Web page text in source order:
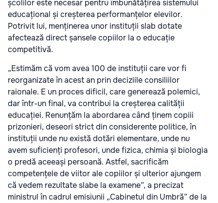
școlilor este necesar pentru îmbunătățirea sistemului
educațional și creșterea performanțelor elevilor.
Potrivit lui, menținerea unor instituții slab dotate
afectează direct șansele copiilor la o educație
competitivă.
„Estimăm că vom avea 100 de instituții care vor fi
reorganizate în acest an prin deciziile consiliilor
raionale. E un proces dificil, care generează polemici,
dar într-un final, va contribui la creșterea calității
educației. Renunțăm la abordarea când ținem copiii
prizonieri, deseori strict din considerente politice, în
instituții unde nu există dotări elementare, unde nu
avem suficienți profesori, unde fizica, chimia și biologia
o predă aceeași persoană. Astfel, sacrificăm
competențele de viitor ale copiilor și ulterior ajungem
că vedem rezultate slabe la examene”, a precizat
ministrul în cadrul emisiunii „Cabinetul din Umbră” de la